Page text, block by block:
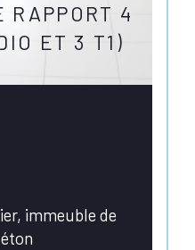
RAPPORT 4
ET 3 T1)
immeuble de